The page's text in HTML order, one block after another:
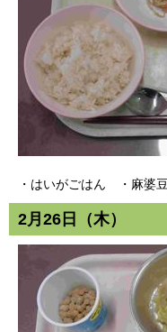
・はいがごはん ・麻
2月26日（木）